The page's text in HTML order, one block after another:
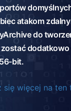
atakom
do
bit.
się więcej na ten